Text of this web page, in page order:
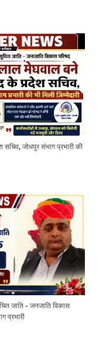
जोधपुर संभाग प्रभारी की
जाति - जनजाति विकास
प्रभारी